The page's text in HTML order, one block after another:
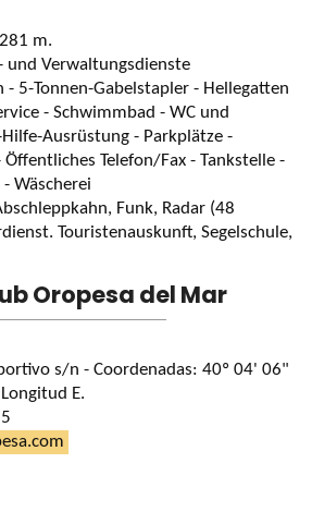
m.
und Verwaltungsdienste
- 5-Tonnen-Gabelstapler - Hellegatten
- Schwimmbad - WC und
Hilfe-Ausrüstung - Parkplätze -
Telefon/Fax - Tankstelle -
Wäscherei
Funk, Radar (48
Touristenauskunft, Segelschule,
Oropesa del Mar
s/n - Coordenadas: 40º 04' 06"
E.